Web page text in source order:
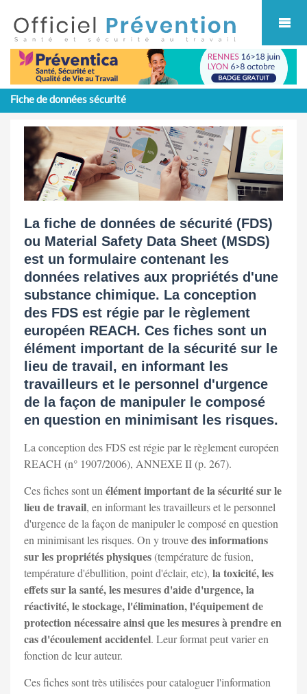
Fiche de données sécurité
La fiche de données de sécurité (FDS)
ou Material Safety Data Sheet (MSDS)
est un formulaire contenant les
données relatives aux propriétés d'une
substance chimique. La conception
des FDS est régie par le règlement
européen REACH. Ces fiches sont un
élément important de la sécurité sur le
lieu de travail, en informant les
travailleurs et le personnel d'urgence
de la façon de manipuler le composé
en question en minimisant les risques.
La conception des FDS est régie par le règlement européen
REACH (n° 1907/2006), ANNEXE II (p. 267).
Ces fiches sont unélément important de la sécurité sur le
lieu de travail, en informant les travailleurs et le personnel
d'urgence de la façon de manipuler le composé en question
en minimisant les risques. On y trouvedes informations
sur les propriétés physiques(température de fusion,
température d'ébullition, point d'éclair, etc), la toxicité, les
effets sur la santé, les mesures d'aide d'urgence, la
réactivité, le stockage, l'élimination, l'équipement de
protection nécessaire ainsi que les mesures à prendre en
cas d'écoulement accidentel. Leur format peut varier en
fonction de leur auteur.
Ces fiches sont très utilisées pour cataloguer l'information